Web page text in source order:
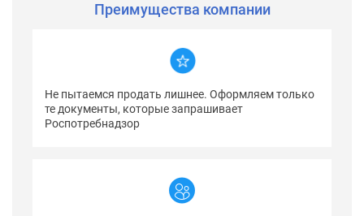
Преимущества компании
Не пытаемся продать лишнее. Оформляем только
те документы, которые запрашивает
Роспотребнадзор